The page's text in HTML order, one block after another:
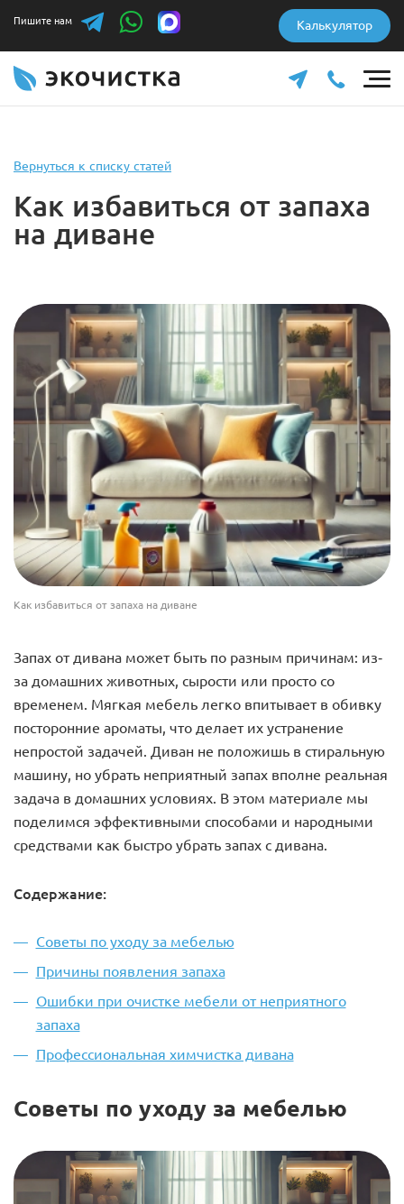
Пишите нам Калькулятор
Вернуться к списку статей
Как избавиться от запаха
на диване
Как избавиться от запаха на диване
Запах от дивана может быть по разным причинам: из-
за домашних животных, сырости или просто со
временем. Мягкая мебель легко впитывает в обивку
посторонние ароматы, что делает их устранение
непростой задачей. Диван не положишь в стиральную
машину, но убрать неприятный запах вполне реальная
задача в домашних условиях. В этом материале мы
поделимся эффективными способами и народными
средствами как быстро убрать запах с дивана.
Содержание:
Советы по уходу за мебелью
Причины появления запаха
Ошибки при очистке мебели от неприятного
запаха
Профессиональная химчистка дивана
Советы по уходу за мебелью